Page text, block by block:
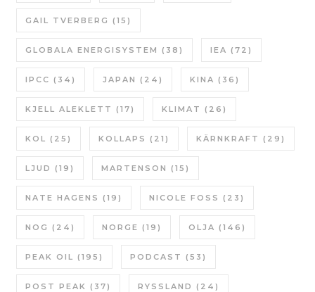
GAIL TVERBERG (15)
GLOBALA ENERGISYSTEM (38) IEA (72)
IPCC (34) JAPAN (24) KINA (36)
KJELL ALEKLETT (17) KLIMAT (26)
KOL (25) KOLLAPS (21) KÄRNKRAFT (29)
LJUD (19) MARTENSON (15)
NATE HAGENS (19) NICOLE FOSS (23)
NOG (24) NORGE (19) OLJA (146)
PEAK OIL (195) PODCAST (53)
POST PEAK (37) RYSSLAND (24)